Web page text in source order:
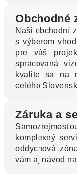
Obchodné
Naši obchodní
s výberom
pre váš
spracovaná
kvalite sa na
celého
Záruka a
komplexný
oddychová
vám aj návod